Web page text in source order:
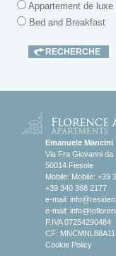
Appartement de luxe
Bed and Breakfast
Emanuele Mancini
Via Fra Giovanni da
50014 Fiesole
Mobile: Mobile: +39
+39 340 368 2177
e-mail:
e-mail:
P.IVA 07254290484
CF:
Cookie Policy